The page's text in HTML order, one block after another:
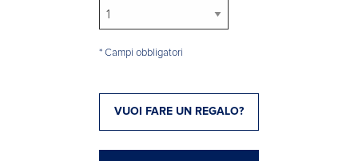
* Campi obbligatori
VUOI FARE UN REGALO?